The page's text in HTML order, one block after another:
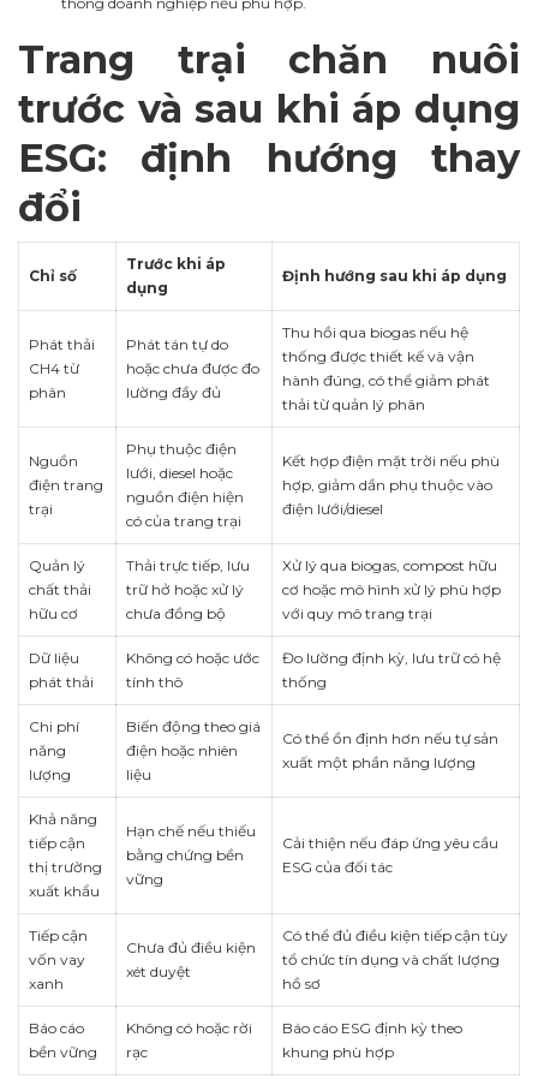
Trang trại chăn nuôi
trước và sau khi áp dụng
ESG: định hướng thay
đổi
Chỉ số
Trước khi áp
dụng
Định hướng sau khi áp dụng
Phát thải
CH4 từ
phân
Phát tán tự do
hoặc chưa được đo
lường đầy đủ
Thu hồi qua biogas nếu hệ
thống được thiết kế và vận
hành đúng, có thể giảm phát
thải từ quản lý phân
Nguồn
điện trang
trại
Phụ thuộc điện
lưới, diesel hoặc
nguồn điện hiện
có của trang trại
Kết hợp điện mặt trời nếu phù
hợp, giảm dần phụ thuộc vào
điện lưới/diesel
Quản lý
chất thải
hữu cơ
Thải trực tiếp, lưu
trữ hở hoặc xử lý
chưa đồng bộ
Xử lý qua biogas, compost hữu
cơ hoặc mô hình xử lý phù hợp
với quy mô trang trại
Dữ liệu
phát thải
Không có hoặc ước
tính thô
Đo lường định kỳ, lưu trữ có hệ
thống
Chi phí
năng
lượng
Biến động theo giá
điện hoặc nhiên
liệu
Có thể ổn định hơn nếu tự sản
xuất một phần năng lượng
Khả năng
tiếp cận
thị trường
xuất khẩu
Hạn chế nếu thiếu
bằng chứng bền
vững
Cải thiện nếu đáp ứng yêu cầu
ESG của đối tác
Tiếp cận
vốn vay
xanh
Chưa đủ điều kiện
xét duyệt
Có thể đủ điều kiện tiếp cận tùy
tổ chức tín dụng và chất lượng
hồ sơ
Báo cáo
bền vững
Không có hoặc rời
rạc
Báo cáo ESG định kỳ theo
khung phù hợp